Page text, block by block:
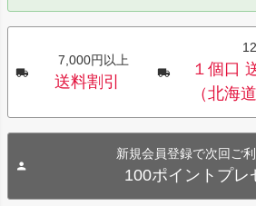
7,000円以上
送料割引
１個口
（北海
新規会員登録で次回ご
100ポイントプレ